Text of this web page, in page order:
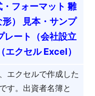
フォーマット 雛
形） 見本・サンプ
レート（会社設立
エクセル Excel）
エクセルで作成した
す。出資者名簿と